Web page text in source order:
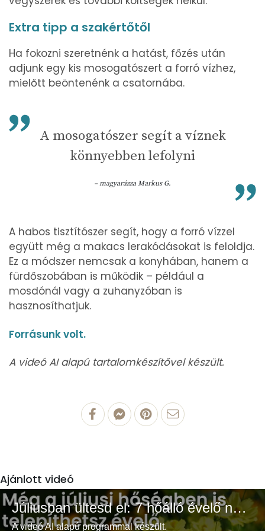
Extra tipp a szakértőtől
Ha fokozni szeretnénk a hatást, főzés után
adjunk egy kis mosogatószert a forró vízhez,
mielőtt beöntenénk a csatornába.
A mosogatószer segít a víznek
könnyebben lefolyni
– magyarázza Markus G.
A habos tisztítószer segít, hogy a forró vízzel
együtt még a makacs lerakódásokat is feloldja.
Ez a módszer nemcsak a konyhában, hanem a
fürdőszobában is működik – például a
mosdónál vagy a zuhanyzóban is
hasznosíthatjuk.
Forrásunk volt.
A videó AI alapú tartalomkészítővel készült.
Ajánlott videó
Júliusban ültesd el: 7 hőálló évelő növény a színes és buja kertért
A videó AI alapú programmal készült.